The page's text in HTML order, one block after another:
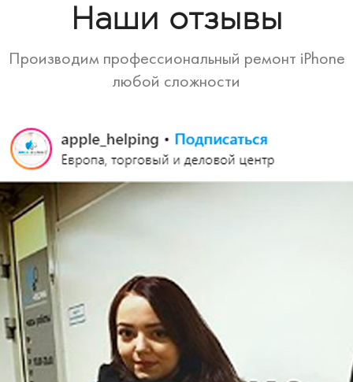
Наши отзывы
Производим профессиональный ремонт iPhone
любой сложности